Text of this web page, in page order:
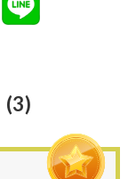
(3)